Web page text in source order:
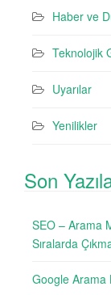
Haber ve
Teknolojik
Uyarılar
Yenilikler
Son
SEO – Arama
Sıralarda
Google Arama